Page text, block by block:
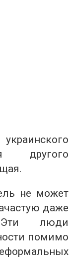
другого
не может
даже
Эти люди
помимо